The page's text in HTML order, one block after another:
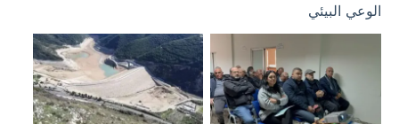
الوعي البيئي